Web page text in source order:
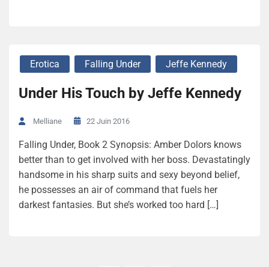
Erotica Falling Under Jeffe Kennedy
Under His Touch by Jeffe Kennedy
Melliane 22 Juin 2016
Falling Under, Book 2 Synopsis: Amber Dolors knows
better than to get involved with her boss. Devastatingly
handsome in his sharp suits and sexy beyond belief,
he possesses an air of command that fuels her
darkest fantasies. But she’s worked too hard […]